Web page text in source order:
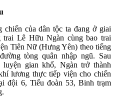
chiến của dân tộc ta đang ở giai
trai Lê Hữu Ngàn cùng bao trai
Tiên Nữ (Hưng Yên) theo tiếng
tòng quân nhập ngũ. Sau
luyện gian khổ, Ngàn trở thành
lương thực tiếp viện cho chiến
đội 6, Tiểu đoàn 53, Binh trạm